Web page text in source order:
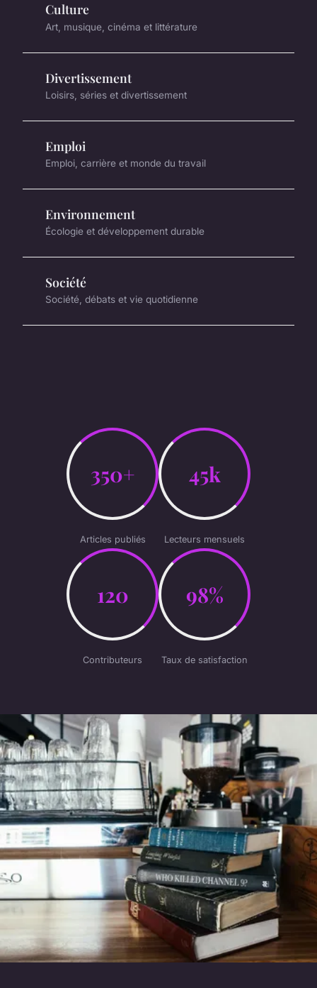
Culture
Art, musique, cinéma et littérature
Divertissement
Loisirs, séries et divertissement
Emploi
Emploi, carrière et monde du travail
Environnement
Écologie et développement durable
Société
Société, débats et vie quotidienne
350+
Articles publiés
45k
Lecteurs mensuels
120
Contributeurs
98%
Taux de satisfaction